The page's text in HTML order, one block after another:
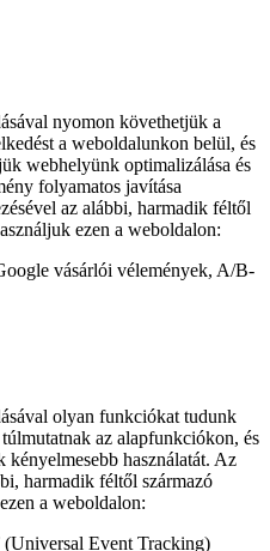
nyomon követhetjük a
a weboldalunkon belül, és
webhelyünk optimalizálása és
folyamatos javítása
az alábbi, harmadik féltől
ezen a weboldalon:
vásárlói vélemények, A/B-
olyan funkciókat tudunk
az alapfunkciókon, és
használatát. Az
harmadik féltől származó
a weboldalon:
Event Tracking)